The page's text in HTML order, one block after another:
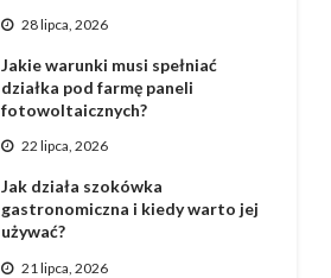
28 lipca, 2026
Jakie warunki musi spełniać
działka pod farmę paneli
fotowoltaicznych?
22 lipca, 2026
Jak działa szokówka
gastronomiczna i kiedy warto jej
używać?
21 lipca, 2026